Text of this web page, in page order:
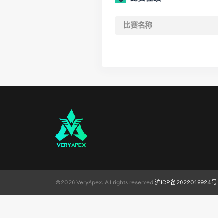
比赛名称
©2026 VeryApex. All rights reserved.沪ICP备2022019924号.